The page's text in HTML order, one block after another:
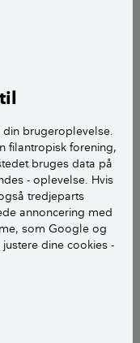
brugeroplevelse.
filantropisk forening,
bruges data på
- oplevelse. Hvis
tredjeparts
annoncering med
som Google og
dine cookies -